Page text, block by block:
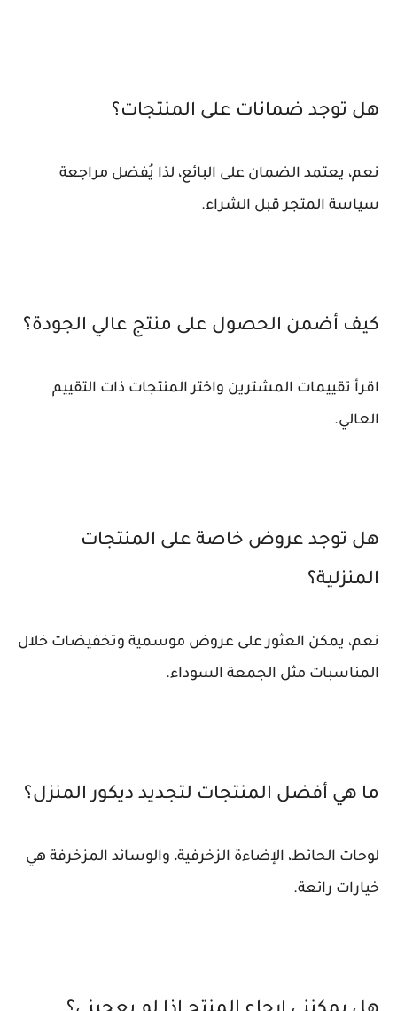
هل توجد ضمانات على المنتجات؟
نعم، يعتمد الضمان على البائع، لذا يُفضل مراجعة
سياسة المتجر قبل الشراء.
كيف أضمن الحصول على منتج عالي الجودة؟
اقرأ تقييمات المشترين واختر المنتجات ذات التقييم
العالي.
هل توجد عروض خاصة على المنتجات
المنزلية؟
نعم، يمكن العثور على عروض موسمية وتخفيضات خلال
المناسبات مثل الجمعة السوداء.
ما هي أفضل المنتجات لتجديد ديكور المنزل؟
لوحات الحائط، الإضاءة الزخرفية، والوسائد المزخرفة هي
خيارات رائعة.